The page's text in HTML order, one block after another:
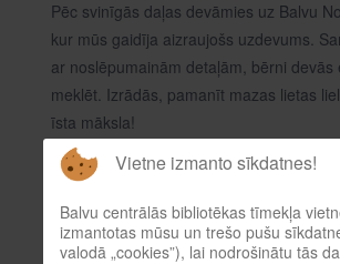
Pēc svinīgās daļas devāmies uz Balvu
kur mūs gaidīja aizraujošs uzdevums.
ar noslēpumainām detaļām, bērni devās
meklēt. Izrādās, pamanīt mazas lietas
īsta māksla!
Paldies visiem dalībniekiem par
pret grāmatām!
Paldies Balvu Novada muzejam par
interesanto aktivitāti!
Vietne izmanto sīkdatnes!
Balvu centrālās bibliotēkas tīmekļa
izmantotas mūsu un trešo pušu
valodā „cookies”), lai nodrošinātu tās